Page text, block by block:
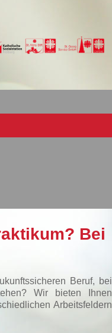
Bei
Beruf, bei
Wir bieten Ihnen
Arbeitsfeldern